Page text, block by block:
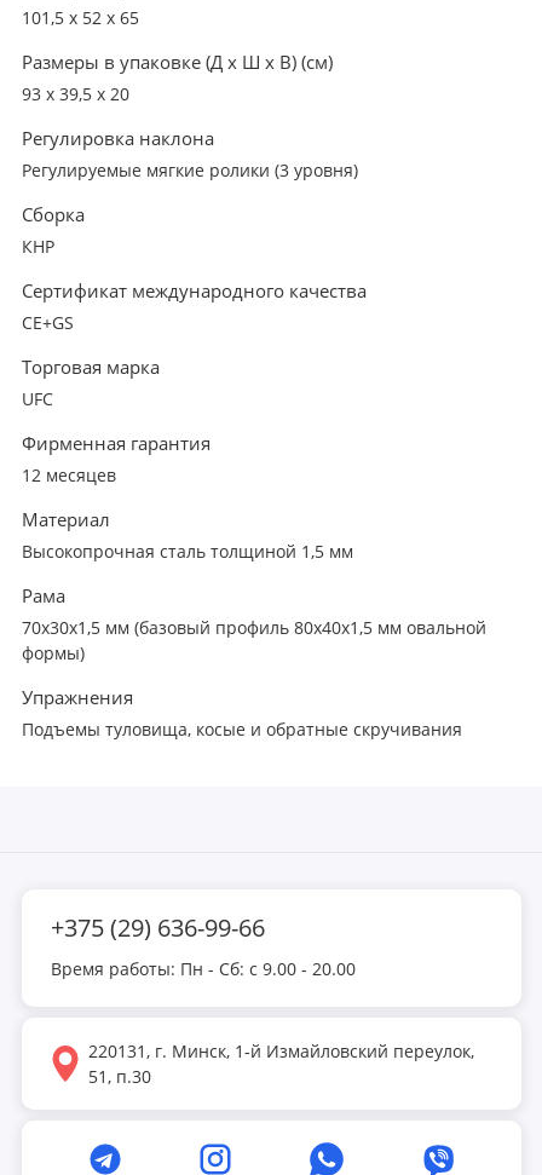
101,5 х 52 х 65
Размеры в упаковке (Д х Ш х В) (см)
93 х 39,5 х 20
Регулировка наклона
Регулируемые мягкие ролики (3 уровня)
Сборка
КНР
Сертификат международного качества
CE+GS
Торговая марка
UFC
Фирменная гарантия
12 месяцев
Материал
Высокопрочная сталь толщиной 1,5 мм
Рама
70х30х1,5 мм (базовый профиль 80х40х1,5 мм овальной
формы)
Упражнения
Подъемы туловища, косые и обратные скручивания
+375 (29) 636-99-66
Время работы: Пн - Сб: с 9.00 - 20.00
220131, г. Минск, 1-й Измайловский переулок,
51, п.30